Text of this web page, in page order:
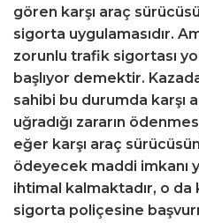
gören karşı araç
sigorta uygulamasıdır.
zorunlu trafik sigortası
başlıyor demektir.
sahibi bu durumda karşı
uğradığı zararın
eğer karşı araç
ödeyecek maddi imkanı
ihtimal kalmaktadır, o da
sigorta poliçesine